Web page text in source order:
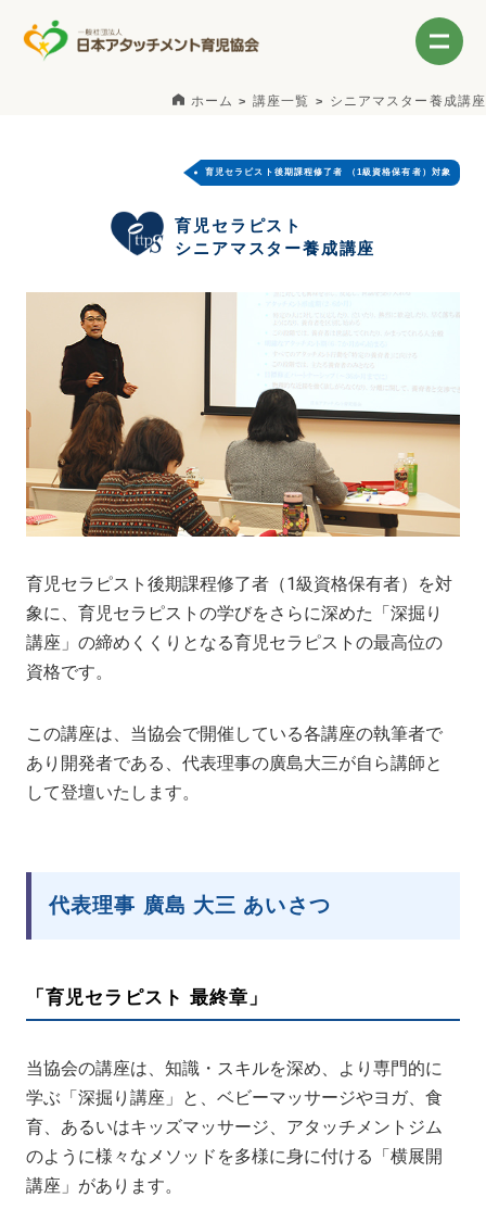
ホーム 講座一覧 シニアマスター養成講座
育児セラピスト後期課程修了者 （1級資格保有者）対象
育児セラピスト
シニアマスター養成講座
育児セラピスト後期課程修了者（1級資格保有者）を対
象に、育児セラピストの学びをさらに深めた「深掘り
講座」の締めくくりとなる育児セラピストの最高位の
資格です。
この講座は、当協会で開催している各講座の執筆者で
あり開発者である、代表理事の廣島大三が自ら講師と
して登壇いたします。
代表理事 廣島 大三 あいさつ
「育児セラピスト 最終章」
当協会の講座は、知識・スキルを深め、より専門的に
学ぶ「深掘り講座」と、ベビーマッサージやヨガ、食
育、あるいはキッズマッサージ、アタッチメントジム
のように様々なメソッドを多様に身に付ける「横展開
講座」があります。